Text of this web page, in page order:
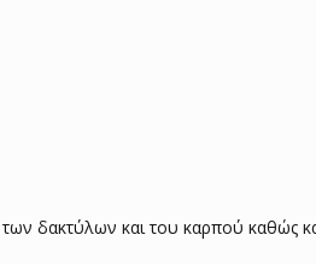
δακτύλων και του καρπού καθώς